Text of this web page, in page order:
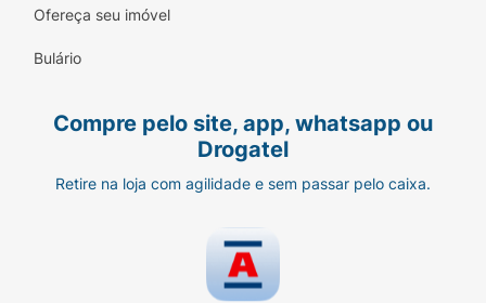
Eleve sua maquiagem com o Pincel
adicionando ingredientes e elegantes ao seu
Ofereça seu imóvel
Bulário
Compre pelo site, app, whatsapp ou
Drogatel
Retire na loja com agilidade e sem passar pelo caixa.